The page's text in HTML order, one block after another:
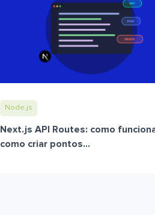
Node.js
Next.js API Routes: como
como criar pontos...